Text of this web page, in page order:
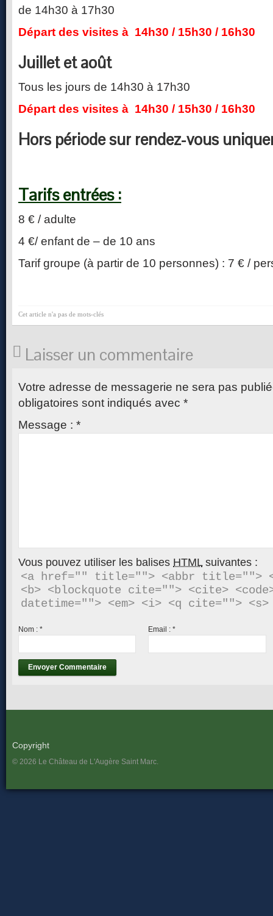
de 14h30 à 17h30
Départ des visites à 14h30 / 15h30 / 16h30
Juillet et août
Tous les jours de 14h30 à 17h30
Départ des visites à 14h30 / 15h30 / 16h30
Hors période sur rendez-vous
Tarifs entrées :
8 € / adulte
4 €/ enfant de – de 10 ans
Tarif groupe (à partir de 10 personnes) : 7 € /
Cet article n'a pas de mots-clés
Laisser un commentaire
Votre adresse de messagerie ne sera pas
obligatoires sont indiqués avec *
Message : *
Vous pouvez utiliser les balises HTMLsuivantes :
<a href="" title=""> <abbr title="">
<b> <blockquote cite=""> <cite>
Nom : * Email :*
Copyright
© 2026 Le Château de L'Augère Saint Marc.